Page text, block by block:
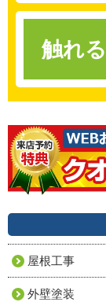
触れる
屋根工事
外壁塗装